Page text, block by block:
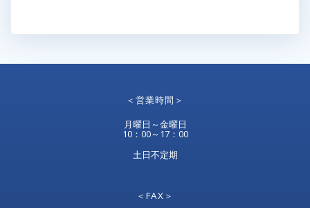
＜営業時間＞
月曜日～金曜日
10：00～17：00
土日不定期
＜FAX＞